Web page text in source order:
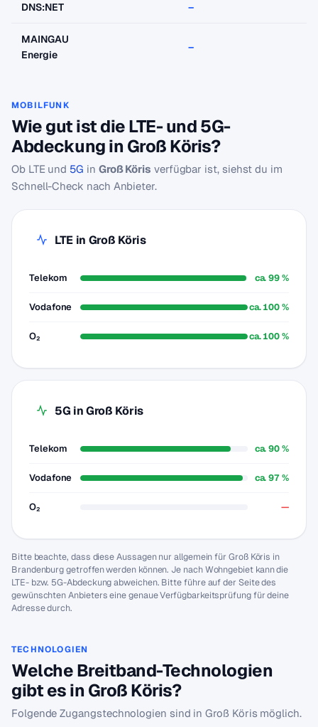
DNS:NET –
MAINGAU
Energie
–
MOBILFUNK
Wie gut ist die LTE- und 5G-
Abdeckung in Groß Köris?
Ob LTE und 5G in Groß Köris verfügbar ist, siehst du im
Schnell-Check nach Anbieter.
LTE in Groß Köris
Telekom ca. 99 %
Vodafone ca. 100 %
O₂ ca. 100 %
5G in Groß Köris
Telekom ca. 90 %
Vodafone ca. 97 %
O₂ —
Bitte beachte, dass diese Aussagen nur allgemein für Groß Köris in
Brandenburg getroffen werden können. Je nach Wohngebiet kann die
LTE- bzw. 5G-Abdeckung abweichen. Bitte führe auf der Seite des
gewünschten Anbieters eine genaue Verfügbarkeitsprüfung für deine
Adresse durch.
TECHNOLOGIEN
Welche Breitband-Technologien
gibt es in Groß Köris?
Folgende Zugangstechnologien sind in Groß Köris möglich.